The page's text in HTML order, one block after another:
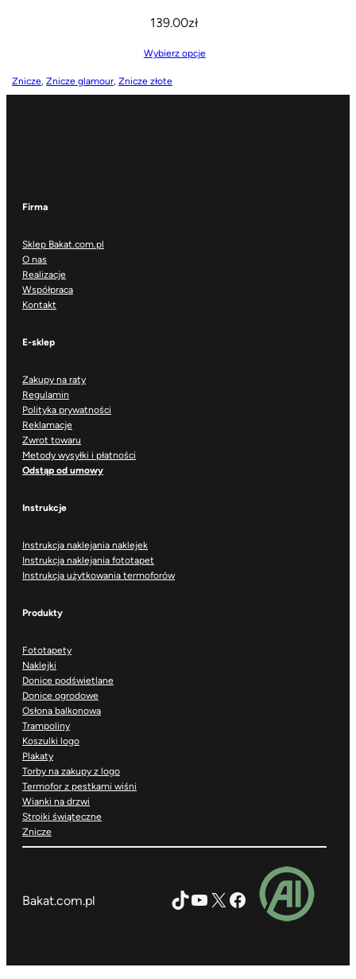
139.00zł
Wybierz opcje
Znicze, Znicze glamour, Znicze złote
Firma
Sklep Bakat.com.pl
O nas
Realizacje
Współpraca
Kontakt
E-sklep
Zakupy na raty
Regulamin
Polityka prywatności
Reklamacje
Zwrot towaru
Metody wysyłki i płatności
Odstąp od umowy
Instrukcje
Instrukcja naklejania naklejek
Instrukcja naklejania fototapet
Instrukcja użytkowania termoforów
Produkty
Fototapety
Naklejki
Donice podświetlane
Donice ogrodowe
Osłona balkonowa
Trampoliny
Koszulki logo
Plakaty
Torby na zakupy z logo
Termofor z pestkami wiśni
Wianki na drzwi
Stroiki świąteczne
Znicze
Bakat.com.pl TikTok
YouTube
X Facebook